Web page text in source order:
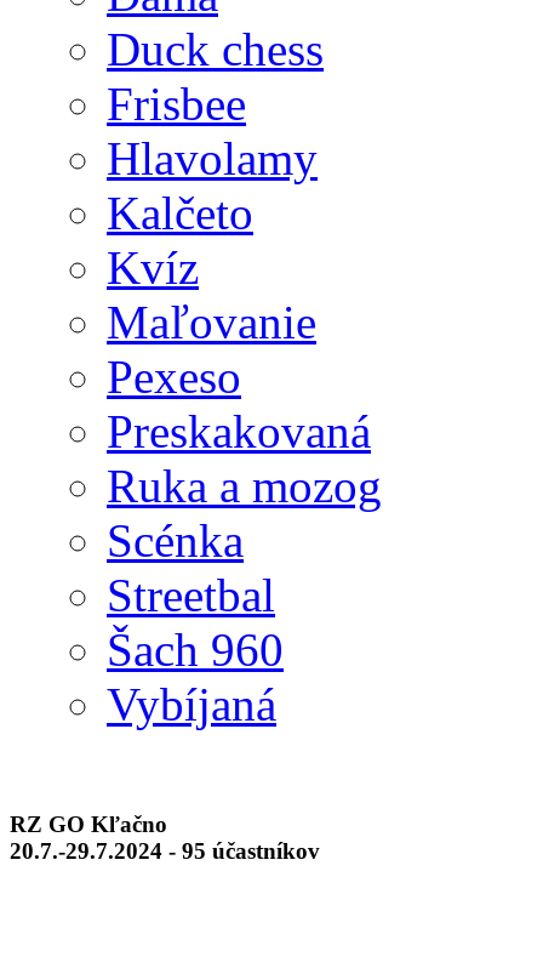
Duck chess
Frisbee
Hlavolamy
Kalčeto
Kvíz
Maľovanie
Pexeso
Preskakovaná
Ruka a mozog
Scénka
Streetbal
Šach 960
Vybíjaná
RZ GO Kľačno
20.7.-29.7.2024 - 95 účastníkov